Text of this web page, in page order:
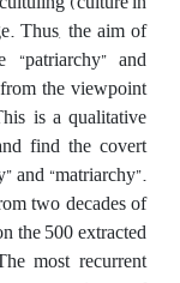
Thus, the aim of
and
the viewpoint
is a qualitative
find the covert
and “matriarchy”.
two decades of
the 500 extracted
most recurrent